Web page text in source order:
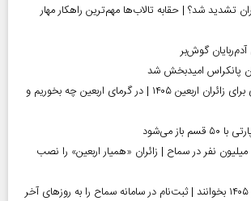
تشدید شد؟ | حقابه تالاب‌ها مهم‌ترین راهکار مهار
گوش‌بر
پانکراس امیدبخش شد
توصیه‌های تغذیه‌ای برای زائران اربعین ۱۴۰۵ | در گرمای اربعین چه بخوریم و
می‌شود
نفر در سماح | زائران «همیار اربعین» را نصب
متقاضیان ارز اربعین ۱۴۰۵ بخوانند | ثبت‌نام در سامانه سماح را به روز‌های آخر